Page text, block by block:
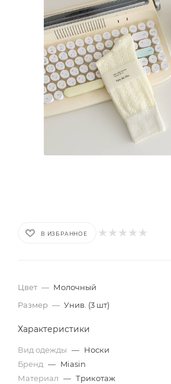
В ИЗБРАННОЕ
Цвет — Молочный
Размер — Унив. (3 шт)
Характеристики
Вид одежды — Носки
Бренд — Miasin
Материал — Трикотаж